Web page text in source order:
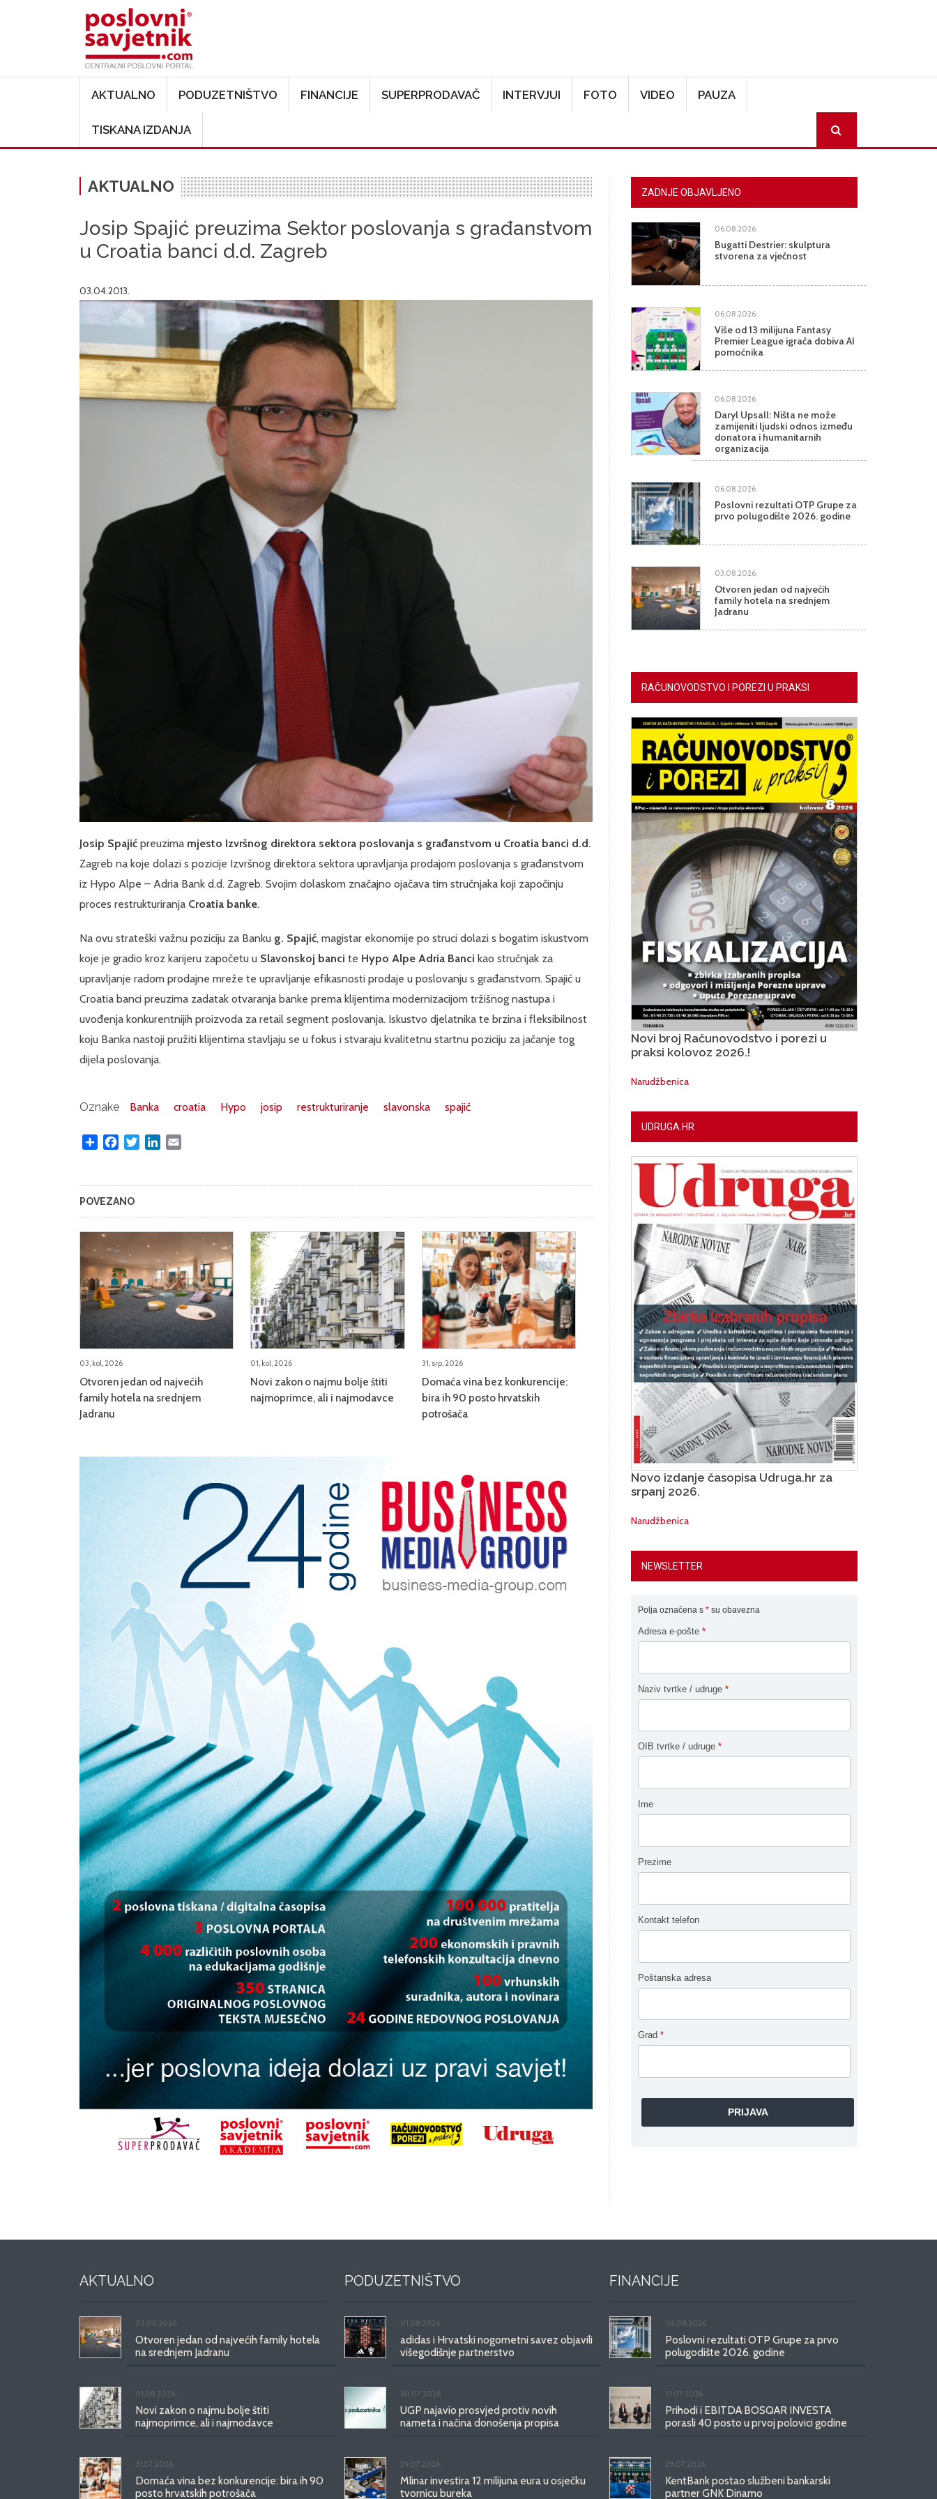
AKTUALNO PODUZETNIŠTVO FINANCIJE SUPERPRODAVAČ INTERVJUI FOTO VIDEO PAUZA
TISKANA IZDANJA
AKTUALNO
Josip Spajić preuzima Sektor poslovanja s građanstvom
u Croatia banci d.d. Zagreb
03.04.2013.
Josip Spajić preuzima mjesto Izvršnog direktora sektora poslovanja s građanstvom u Croatia banci d.d.
Zagreb na koje dolazi s pozicije Izvršnog direktora sektora upravljanja prodajom poslovanja s građanstvom
iz Hypo Alpe – Adria Bank d.d. Zagreb. Svojim dolaskom značajno ojačava tim stručnjaka koji započinju
proces restrukturiranja Croatia banke.
Na ovu strateški važnu poziciju za Banku g. Spajić, magistar ekonomije po struci dolazi s bogatim iskustvom
koje je gradio kroz karijeru započetu u Slavonskoj banci te Hypo Alpe Adria Banci kao stručnjak za
upravljanje radom prodajne mreže te upravljanje efikasnosti prodaje u poslovanju s građanstvom. Spajić u
Croatia banci preuzima zadatak otvaranja banke prema klijentima modernizacijom tržišnog nastupa i
uvođenja konkurentnijih proizvoda za retail segment poslovanja. Iskustvo djelatnika te brzina i fleksibilnost
koju Banka nastoji pružiti klijentima stavljaju se u fokus i stvaraju kvalitetnu startnu poziciju za jačanje tog
dijela poslovanja.
Oznake Banka croatia Hypo josip restrukturiranje slavonska spajić
Share FacebookTwitterLinkedIn
POVEZANO
03, kol, 2026
Otvoren jedan od najvećih
family hotela na srednjem
Jadranu
01, kol, 2026
Novi zakon o najmu bolje štiti
najmoprimce, ali i najmodavce
31, srp, 2026
Domaća vina bez konkurencije:
bira ih 90 posto hrvatskih
potrošača
ZADNJE OBJAVLJENO
06.08.2026.
Bugatti Destrier: skulptura
stvorena za vječnost
06.08.2026.
Više od 13 milijuna Fantasy
Premier League igrača dobiva AI
pomoćnika
06.08.2026.
Daryl Upsall: Ništa ne može
zamijeniti ljudski odnos između
donatora i humanitarnih
organizacija
06.08.2026.
Poslovni rezultati OTP Grupe za
prvo polugodište 2026. godine
03.08.2026.
Otvoren jedan od najvećih
family hotela na srednjem
Jadranu
RAČUNOVODSTVO I POREZI U PRAKSI
Novi broj Računovodstvo i porezi u
praksi kolovoz 2026.!
Narudžbenica
UDRUGA.HR
Novo izdanje časopisa Udruga.hr za
srpanj 2026.
Narudžbenica
NEWSLETTER
Polja označena s * su obavezna
Adresa e-pošte *
Naziv tvrtke / udruge *
OIB tvrtke / udruge *
Ime
Prezime
Kontakt telefon
Poštanska adresa
Grad *
AKTUALNO
03.08.2026.
Otvoren jedan od najvećih family hotela
na srednjem Jadranu
01.08.2026.
Novi zakon o najmu bolje štiti
najmoprimce, ali i najmodavce
31.07.2026.
Domaća vina bez konkurencije: bira ih 90
posto hrvatskih potrošača
PODUZETNIŠTVO
01.08.2026.
adidas i Hrvatski nogometni savez objavili
višegodišnje partnerstvo
30.07.2026.
UGP najavio prosvjed protiv novih
nameta i načina donošenja propisa
29.07.2026.
Mlinar investira 12 milijuna eura u osječku
tvornicu bureka
FINANCIJE
06.08.2026.
Poslovni rezultati OTP Grupe za prvo
polugodište 2026. godine
31.07.2026.
Prihodi i EBITDA BOSQAR INVESTA
porasli 40 posto u prvoj polovici godine
28.07.2026.
KentBank postao službeni bankarski
partner GNK Dinamo